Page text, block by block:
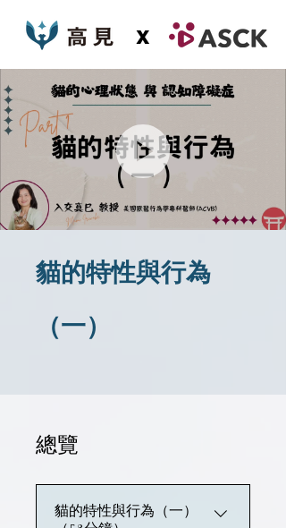
x
貓的特性與行為
（一）
總覽
貓的特性與行為（一）